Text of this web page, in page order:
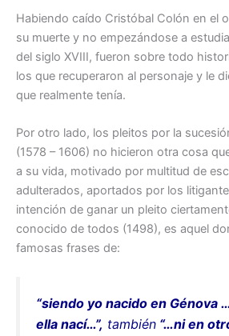
Habiendo caído Cristóbal Colón en el
su muerte y no empezándose a
del siglo XVIII, fueron sobre todo
los que recuperaron al personaje y le
que realmente tenía.
Por otro lado, los pleitos por la
(1578 – 1606) no hicieron otra cosa
a su vida, motivado por multitud de
adulterados, aportados por los
intención de ganar un pleito
conocido de todos (1498), es aquel
famosas frases de:
“siendo yo nacido en Génova
ella nací…”, también “…ni en